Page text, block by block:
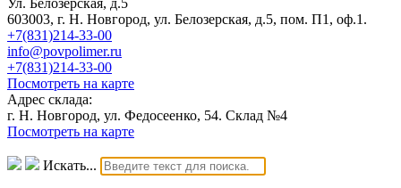
603003, г. Н. Новгород, ул. Белозерская, д.5, пом. П1, оф.1.
+7(831)214-33-00
info@povpolimer.ru
+7(831)214-33-00
Посмотреть на карте
Адрес склада:
г. Н. Новгород, ул. Федосеенко, 54. Склад №4
Посмотреть на карте
Искать...